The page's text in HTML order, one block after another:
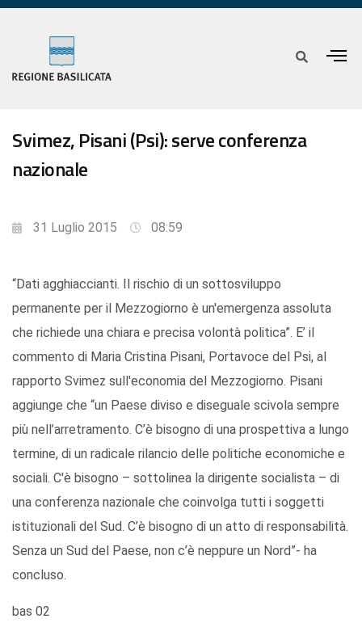
Svimez, Pisani (Psi): serve conferenza
nazionale
31 Luglio 2015 08:59
“Dati agghiaccianti. Il rischio di un sottosviluppo
permanente per il Mezzogiorno è un'emergenza assoluta
che richiede una chiara e precisa volontà politica”. E’ il
commento di Maria Cristina Pisani, Portavoce del Psi, al
rapporto Svimez sull'economia del Mezzogiorno. Pisani
aggiunge che “un Paese diviso e diseguale scivola sempre
più nell’arretramento. C’è bisogno di una prospettiva a lungo
termine, di un radicale rilancio delle politiche economiche e
sociali. C'è bisogno – sottolinea la dirigente socialista – di
una conferenza nazionale che coinvolga tutti i soggetti
istituzionali del Sud. C’è bisogno di un atto di responsabilità.
Senza un Sud del Paese, non c’è neppure un Nord”- ha
concluso.
bas 02